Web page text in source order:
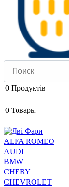
0 Продуктів
0 Товары
ALFA ROMEO
AUDI
BMW
CHERY
CHEVROLET